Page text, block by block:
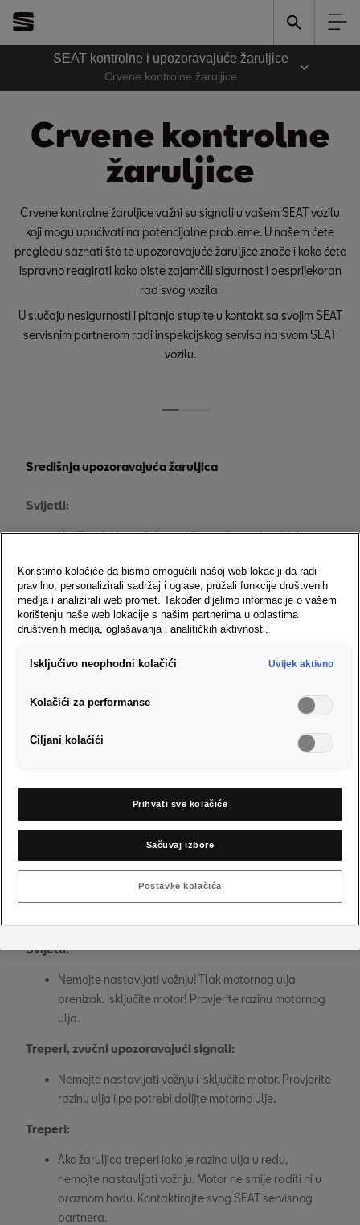
SEAT kontrolne i upozoravajuće žaruljice
Crvene kontrolne žaruljice
Crvene kontrolne
žaruljice
Crvene kontrolne žaruljice važni su signali u vašem SEAT vozilu
koji mogu upućivati na potencijalne probleme. U našem ćete
pregledu saznati što te upozoravajuće žaruljice znače i kako ćete
ispravno reagirati kako biste zajamčili sigurnost i besprijekoran
rad svog vozila.
U slučaju nesigurnosti i pitanja stupite u kontakt sa svojim SEAT
servisnim partnerom radi inspekcijskog servisa na svom SEAT
vozilu.
Središnja upozoravajuća žaruljica
Svijetli:
Uvažite dodatne informacije na ekranu kombiniranog
Upravljač u kvaru. Nemojte nastavljati vožnju!
Kontaktirajte svoju SEAT servisnu poslovnicu.
Svijetli:
Nemojte nastavljati vožnju! Tlak motornog ulja
prenizak. Isključite motor! Provjerite razinu motornog
ulja.
Treperi, zvučni upozoravajući signali:
Nemojte nastavljati vožnju i isključite motor. Provjerite
razinu ulja i po potrebi dolijte motorno ulje.
Treperi:
Ako žaruljica treperi iako je razina ulja u redu,
nemojte nastavljati vožnju. Motor ne smije raditi ni u
praznom hodu. Kontaktirajte svog SEAT servisnog
partnera.
Koristimo kolačiće da bismo omogućili našoj web lokaciji da radi
pravilno, personalizirali sadržaj i oglase, pružali funkcije društvenih
medija i analizirali web promet. Također dijelimo informacije o vašem
korištenju naše web lokacije s našim partnerima u oblastima
društvenih medija, oglašavanja i analitičkih aktivnosti.
Isključivo neophodni kolačići Uvijek aktivno
Kolačići za performanse
Ciljani kolačići
Prihvati sve kolačiće
Sačuvaj izbore
Postavke kolačića